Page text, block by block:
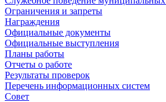
Ограничения и запреты
Награждения
Официальные документы
Официальные выступления
Планы работы
Отчеты о работе
Результаты проверок
Перечень информационных систем
Совет